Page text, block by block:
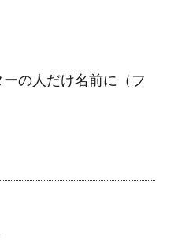
の人だけ名前に（フ